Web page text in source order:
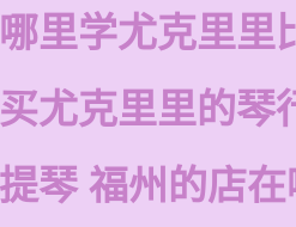
里学尤克里里
尤克里里的琴
琴 福州的店